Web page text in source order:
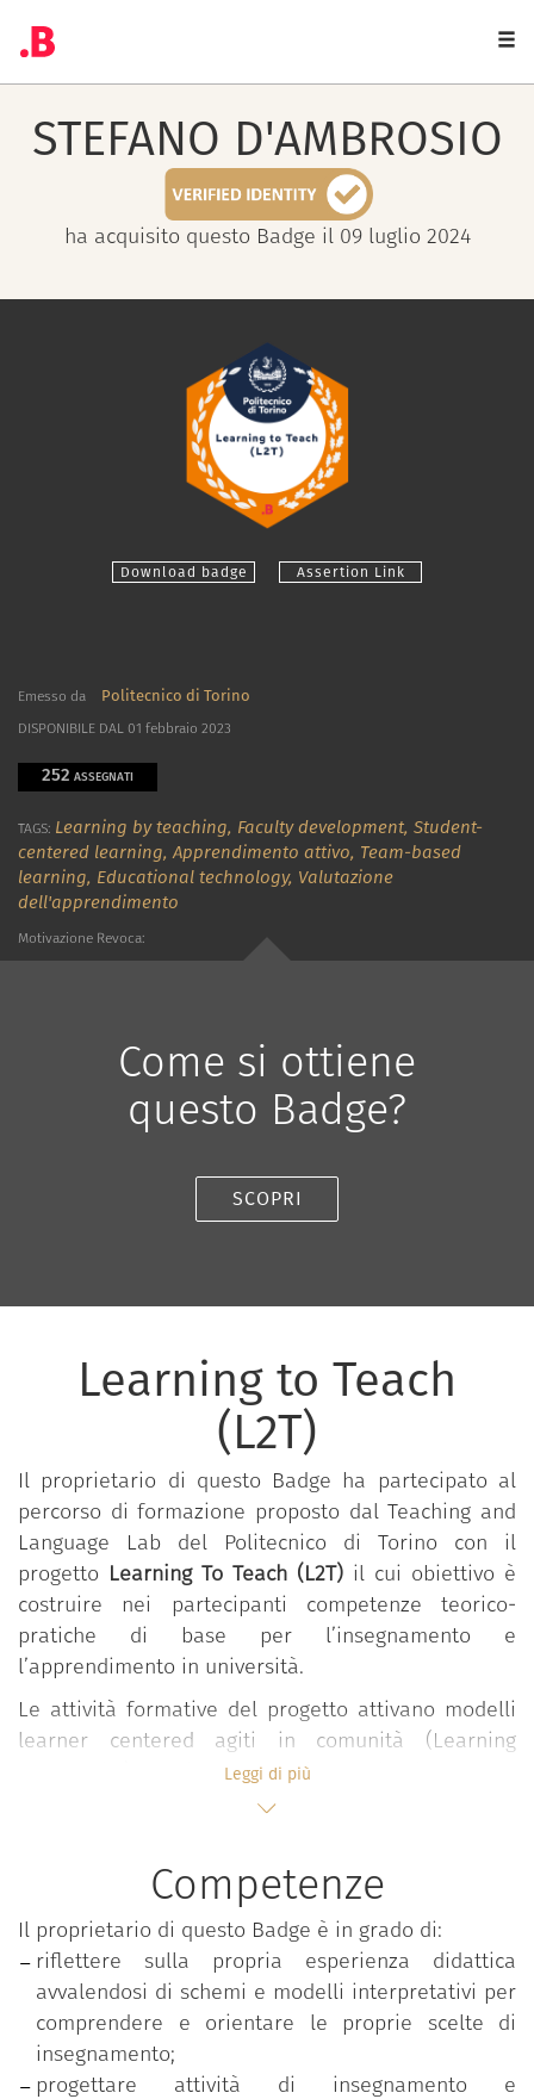
STEFANO D'AMBROSIO
ha acquisito questo Badge il 09 luglio 2024
Download badge Assertion Link
Emesso da Politecnico di Torino
DISPONIBILE DAL 01 febbraio 2023
252 ASSEGNATI
TAGS: Learning by teaching, Faculty development, Student-
centered learning,Apprendimento attivo, Team-based
learning, Educational technology, Valutazione
dell'apprendimento
Motivazione Revoca:
Come si ottiene
questo Badge?
SCOPRI
Learning to Teach
(L2T)
Il proprietario di questo Badge ha partecipato al
percorso di formazione proposto dal Teaching and
Language Lab del Politecnico di Torino con il
progetto Learning To Teach (L2T) il cui obiettivo è
costruire nei partecipanti competenze teorico-
pratiche di base per l’insegnamento e
l’apprendimento in università.
Le attività formative del progetto attivano modelli
learner centered agiti in comunità (Learning
Community) all’interno dei quali, in forma
interdisciplinare e partecipativa, si sviluppano
valori, approcci, esperienze e pratiche didattiche
valorizzando l’apporto attivo degli studenti.
Il percorso si snoda in ambienti flipped e si sviluppa
in forma modulare attraverso seminari, lezioni e
workshop condotti in co-teaching da docenti
esperti.
Le tematiche affrontate riguardano:
Leggi di più
Competenze
Il proprietario di questo Badge è in grado di:
riflettere sulla propria esperienza didattica
avvalendosi di schemi e modelli interpretativi per
comprendere e orientare le proprie scelte di
insegnamento;
progettare attività di insegnamento e